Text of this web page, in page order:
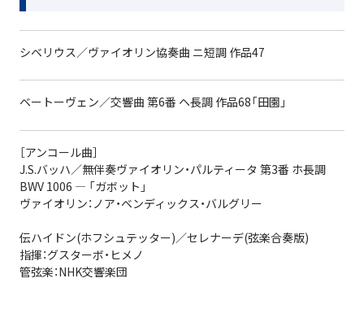
らできていますが、それぞれにタイトルがつけられ、聴
きながら田舎の生活を味わっているかのような気分にな
れる音楽です。穏やかで明るい田園風景や、刻々と変わ
る空の様子、そして自然への感謝の気持ちがあふれてい
ます。
まれでロイヤル・コンセルトヘボウ管弦楽団の打楽器奏
者としてキャリアをスタートさせ、2013年にプロ指揮者
としてデビュー。指揮者としてのキャリアは長くはあり
ませんが、「魔術師」とも称されるカリスマ性を持ち、瞬
く間にヨーロッパの音楽界に躍り出た注目の存在です。
ヴァイオリン協奏曲のソリストは、現在、ベルリン・フィ
ルの第1コンサートマスターを務めるノア・ベンディック
シベリウス／ヴァイオリン協奏曲 ニ短調 作品47
ベートーヴェン／交響曲 第6番 ヘ長調 作品68「田園」
［アンコール曲］
J.S.バッハ／無伴奏ヴァイオリン・パルティータ 第3番 ホ長調
BWV 1006 ― 「ガボット」
ヴァイオリン：ノア・ベンディックス・バルグリー
伝ハイドン(ホフシュテッター)／セレナーデ(弦楽合奏版)
指揮：グスターボ・ヒメノ
管弦楽：NHK交響楽団